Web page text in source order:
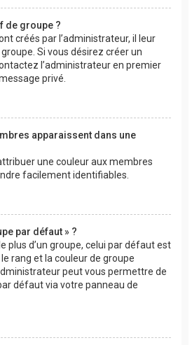
de groupe ?
créés par l’administrateur, il leur
Si vous désirez créer un
l’administrateur en premier
privé.
apparaissent dans une
une couleur aux membres
facilement identifiables.
par défaut » ?
plus d’un groupe, celui par défaut est
rang et la couleur de groupe
peut vous permettre de
défaut via votre panneau de